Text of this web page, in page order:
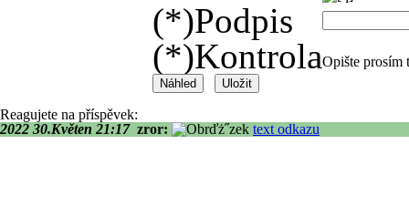
(*)Podpis
(*)KontrolaOpište prosím
Reagujete na příspěvek:
2022 30.Květen 21:17 zror: text odkazu